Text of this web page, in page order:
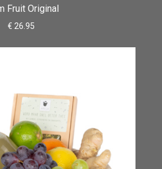
Fruit Original
€ 26.95